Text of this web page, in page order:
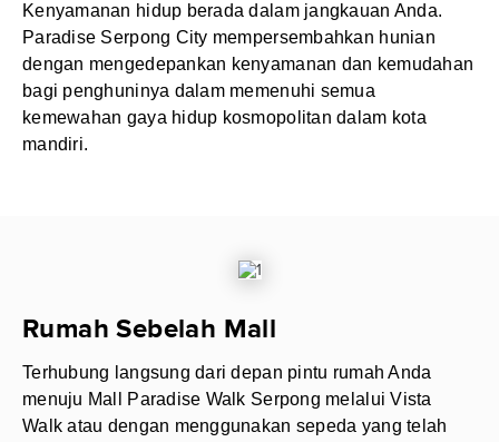
Kenyamanan hidup berada dalam jangkauan Anda.
Paradise Serpong City mempersembahkan hunian
dengan mengedepankan kenyamanan dan kemudahan
bagi penghuninya dalam memenuhi semua
kemewahan gaya hidup kosmopolitan dalam kota
mandiri.
Rumah Sebelah Mall
Terhubung langsung dari depan pintu rumah Anda
menuju Mall Paradise Walk Serpong melalui Vista
Walk atau dengan menggunakan sepeda yang telah